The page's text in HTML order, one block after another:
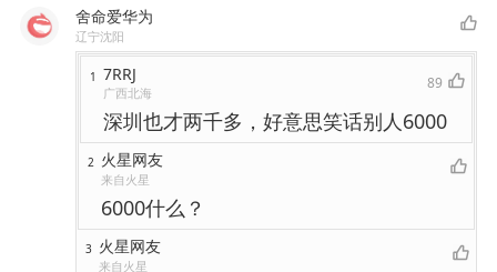
舍命爱华为
辽宁沈阳
1 7RRJ
广西北海
89
深圳也才两千多，好意思笑话别人6000
2 火星网友
来自火星
6000什么？
3 火星网友
来自火星